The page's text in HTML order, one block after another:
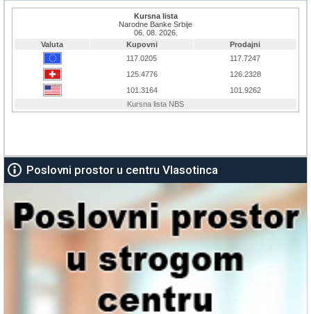
Poslovni prostor u centru Vlasotinca